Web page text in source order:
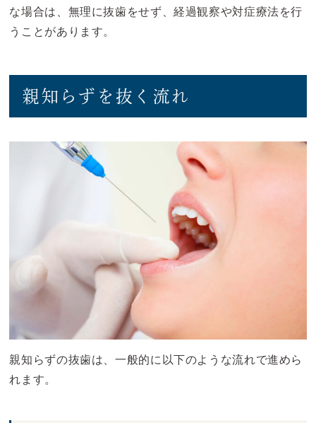
な場合は、無理に抜歯をせず、経過観察や対症療法を行
うことがあります。
親知らずを抜く流れ
親知らずの抜歯は、一般的に以下のような流れで進めら
れます。